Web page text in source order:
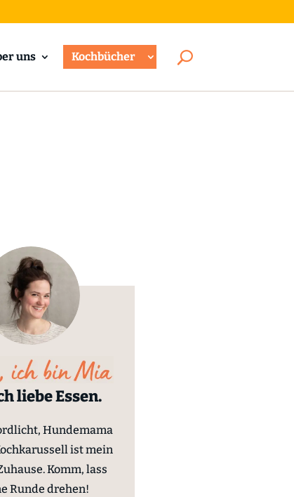
uns Kochbücher
liebe Essen.
Hundemama
ist mein
Komm, lass
Runde drehen!